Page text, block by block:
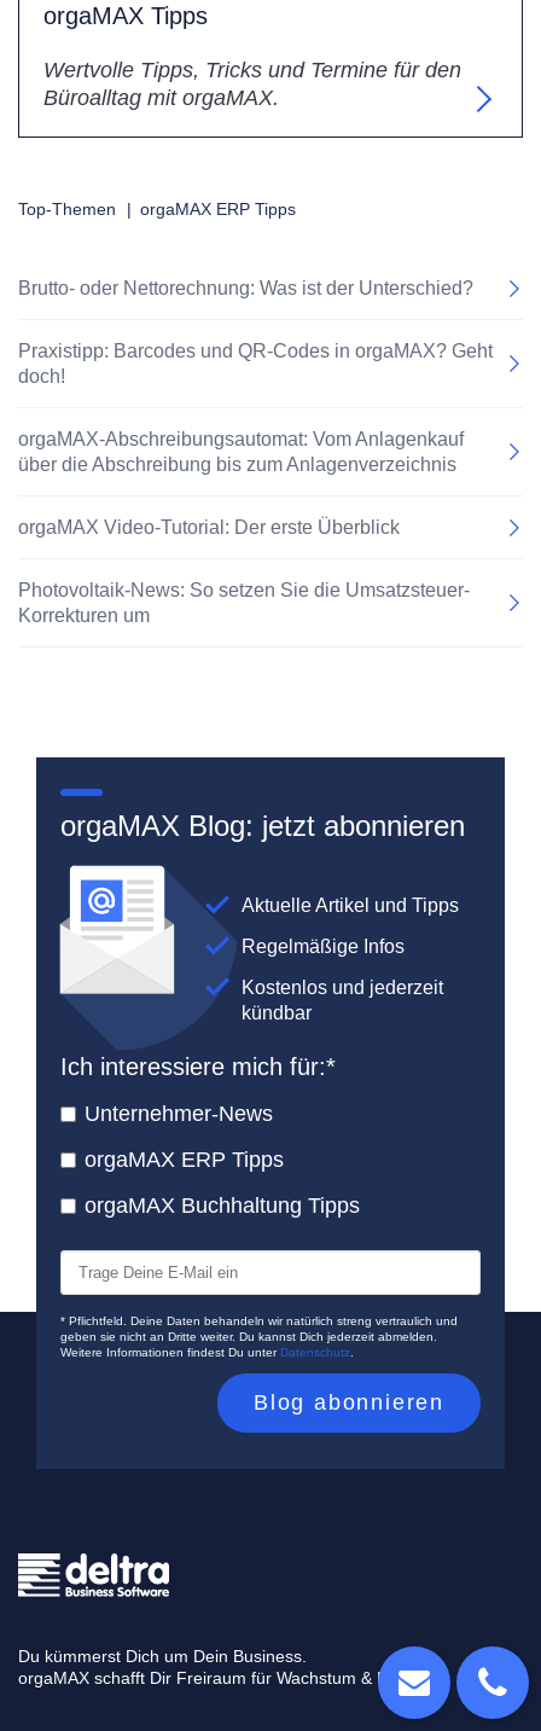
orgaMAX Tipps
Wertvolle Tipps, Tricks und Termine für den
Büroalltag mit orgaMAX.
Top-Themen | orgaMAX ERP Tipps
Brutto- oder Nettorechnung: Was ist der Unterschied?
Praxistipp: Barcodes und QR-Codes in orgaMAX? Geht
doch!
orgaMAX-Abschreibungsautomat: Vom Anlagenkauf
über die Abschreibung bis zum Anlagenverzeichnis
orgaMAX Video-Tutorial: Der erste Überblick
Photovoltaik-News: So setzen Sie die Umsatzsteuer-
Korrekturen um
orgaMAX Blog: jetzt abonnieren
Aktuelle Artikel und Tipps
Regelmäßige Infos
Kostenlos und jederzeit
kündbar
Ich interessiere mich für:*
Unternehmer-News
orgaMAX ERP Tipps
orgaMAX Buchhaltung Tipps
* Pflichtfeld. Deine Daten behandeln wir natürlich streng vertraulich und
geben sie nicht an Dritte weiter. Du kannst Dich jederzeit abmelden.
Weitere Informationen findest Du unterDatenschutz
Du kümmerst Dich um Dein Business.
orgaMAX schafft Dir Freiraum für Wachstum & Erfolg.